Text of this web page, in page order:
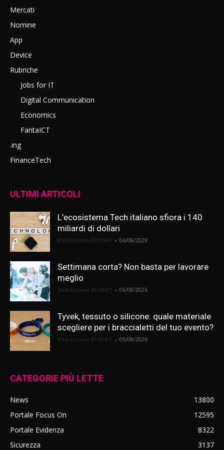
Mercati
Nomine
App
Device
Rubriche
Jobs for IT
Digital Communication
Economics
FantaICT
.ing
FinanceTech
ULTIMI ARTICOLI
L’ecosistema Tech italiano sfiora i 140
miliardi di dollari
- 06/08/2026
Settimana corta? Non basta per lavorare
meglio
- 06/08/2026
Tyvek, tessuto o silicone: quale materiale
scegliere per i braccialetti del tuo evento?
- 05/08/2026
CATEGORIE PIÙ LETTE
News
13800
Portale Focus On
12595
Portale Evidenza
8322
Sicurezza
3137